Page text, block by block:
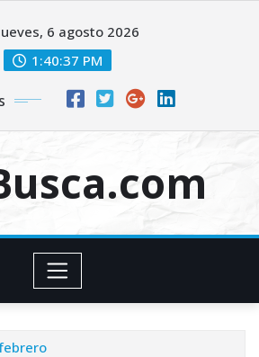
6 agosto 2026
1:40:38 PM